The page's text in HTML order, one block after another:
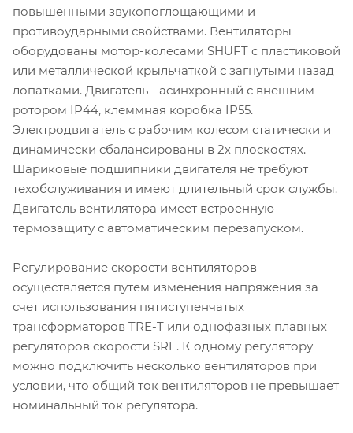
повышенными звукопоглощающими и
противоударными свойствами. Вентиляторы
оборудованы мотор-колесами SHUFT с пластиковой
или металлической крыльчаткой с загнутыми назад
лопатками. Двигатель - асинхронный с внешним
ротором IP44, клеммная коробка IP55.
Электродвигатель с рабочим колесом статически и
динамически сбалансированы в 2х плоскостях.
Шариковые подшипники двигателя не требуют
техобслуживания и имеют длительный срок службы.
Двигатель вентилятора имеет встроенную
термозащиту с автоматическим перезапуском.
Регулирование скорости вентиляторов
осуществляется путем изменения напряжения за
счет использования пятиступенчатых
трансформаторов TRE-T или однофазных плавных
регуляторов скорости SRE. К одному регулятору
можно подключить несколько вентиляторов при
условии, что общий ток вентиляторов не превышает
номинальный ток регулятора.